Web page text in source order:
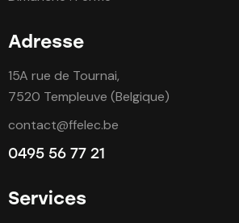
Adresse
15A rue de Tournai,
7520 Templeuve (Belgique)
contact@ffelec.be
0495 56 77 21
Services